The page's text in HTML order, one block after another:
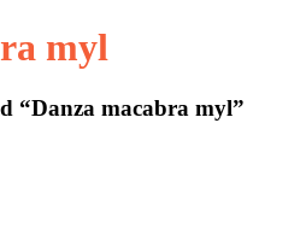
myl
“Danza macabra myl”